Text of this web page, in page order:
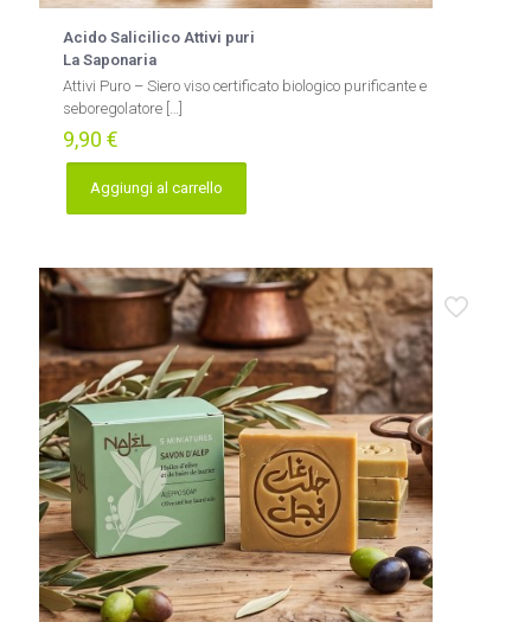
Acido Salicilico Attivi puri
La Saponaria
Attivi Puro – Siero viso certificato biologico purificante e
seboregolatore […]
9,90 €
Aggiungi al carrello